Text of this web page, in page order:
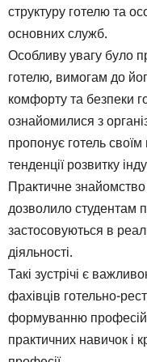
структуру готелю та
основних служб.
Особливу увагу було
готелю, вимогам до
комфорту та безпеки
ознайомилися з
пропонує готель своїм
тенденції розвитку
Практичне
дозволило студентам
застосовуються в
діяльності.
Такі зустрічі є
фахівців готельно-
формуванню
практичних навичок і